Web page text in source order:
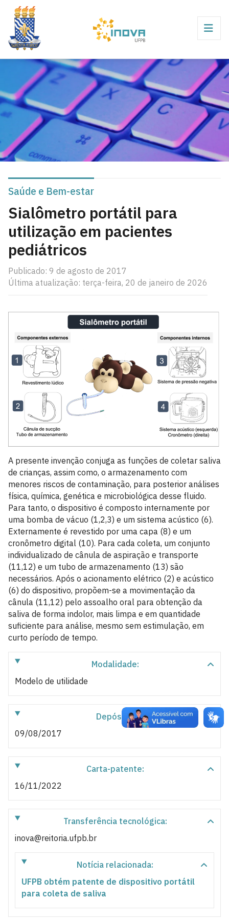
Saúde e Bem-estar
Sialômetro portátil para
utilização em pacientes
pediátricos
Publicado: 9 de agosto de 2017
Última atualização: terça-feira, 20 de janeiro de 2026
A presente invenção conjuga as funções de coletar saliva
de crianças, assim como, o armazenamento com
menores riscos de contaminação, para posterior análises
física, química, genética e microbiológica desse fluido.
Para tanto, o dispositivo é composto internamente por
uma bomba de vácuo (1,2,3) e um sistema acústico (6).
Externamente é revestido por uma capa (8) e um
cronômetro digital (10). Para cada coleta, um conjunto
individualizado de cânula de aspiração e transporte
(11,12) e um tubo de armazenamento (13) são
necessários. Após o acionamento elétrico (2) e acústico
(6) do dispositivo, propõem-se a movimentação da
cânula (11,12) pelo assoalho oral para obtenção da
saliva de forma indolor, mais limpa e em quantidade
suficiente para análise, mesmo sem estimulação, em
curto período de tempo.
Modalidade:
Modelo de utilidade
Depósito:
09/08/2017
Carta-patente:
16/11/2022
Transferência tecnológica:
inova@reitoria.ufpb.br
Notícia relacionada:
UFPB obtém patente de dispositivo portátil
para coleta de saliva